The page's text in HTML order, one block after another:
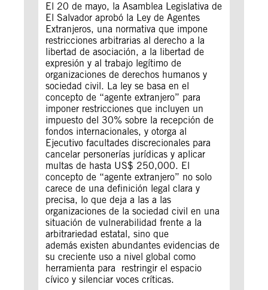
El 20 de mayo, la Asamblea Legislativa de
El Salvador aprobó la Ley de Agentes
Extranjeros, una normativa que impone
restricciones arbitrarias al derecho a la
libertad de asociación, a la libertad de
expresión y al trabajo legítimo de
organizaciones de derechos humanos y
sociedad civil. La ley se basa en el
concepto de “agente extranjero” para
imponer restricciones que incluyen un
impuesto del 30% sobre la recepción de
fondos internacionales, y otorga al
Ejecutivo facultades discrecionales para
cancelar personerías jurídicas y aplicar
multas de hasta US$ 250,000. El
concepto de “agente extranjero” no solo
carece de una definición legal clara y
precisa, lo que deja a las a las
organizaciones de la sociedad civil en una
situación de vulnerabilidad frente a la
arbitrariedad estatal, sino que
además existen abundantes evidencias de
su creciente uso a nivel global como
herramienta para restringir el espacio
cívico y silenciar voces críticas.